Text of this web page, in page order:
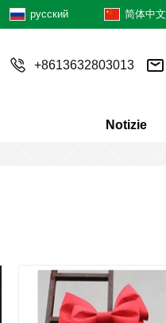
русский 简体中文
+8613632803013
Notizie